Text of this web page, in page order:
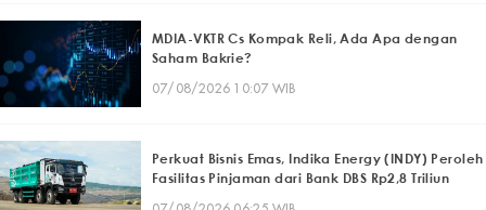
MDIA-VKTR Cs Kompak Reli, Ada Apa dengan
Saham Bakrie?
07/08/2026 10:07 WIB
Perkuat Bisnis Emas, Indika Energy (INDY) Peroleh
Fasilitas Pinjaman dari Bank DBS Rp2,8 Triliun